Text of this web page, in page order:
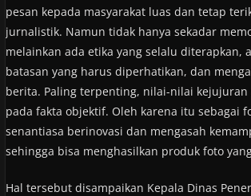
pesan kepada masyarakat luas dan tetap
jurnalistik. Namun tidak hanya sekadar
melainkan ada etika yang selalu diterapkan,
batasan yang harus diperhatikan, dan
berita. Paling terpenting, nilai-nilai kejujuran
pada fakta objektif. Oleh karena itu sebagai
senantiasa berinovasi dan mengasah
sehingga bisa menghasilkan produk foto
Hal tersebut disampaikan Kepala Dinas